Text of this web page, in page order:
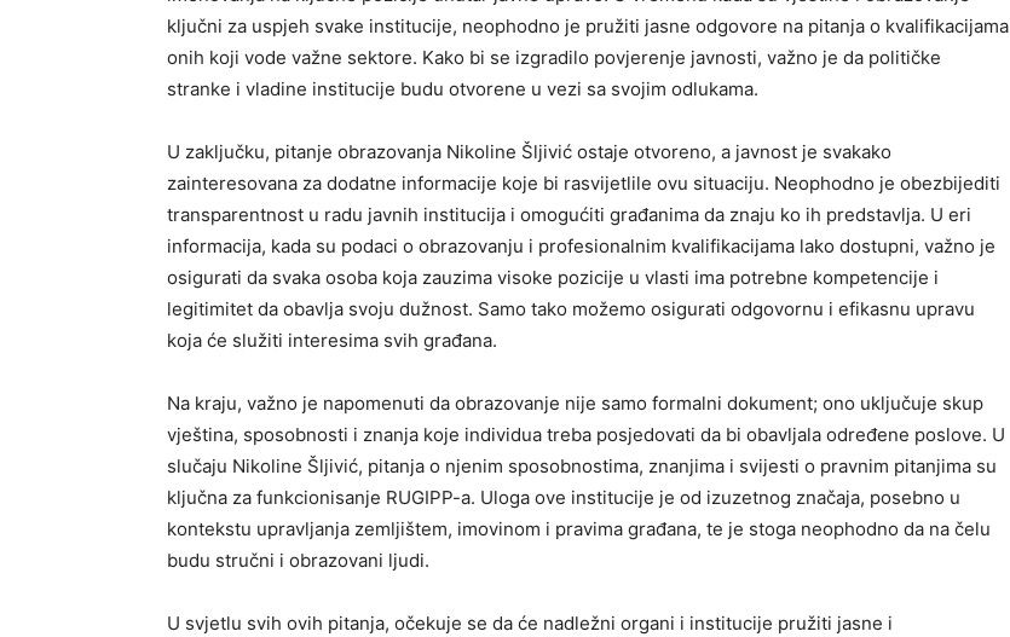
ključni za uspjeh svake institucije, neophodno je pružiti jasne odgovore na pitanja o kvalifikacijama
onih koji vode važne sektore. Kako bi se izgradilo povjerenje javnosti, važno je da političke
stranke i vladine institucije budu otvorene u vezi sa svojim odlukama.
U zaključku, pitanje obrazovanja Nikoline Šljivić ostaje otvoreno, a javnost je svakako
zainteresovana za dodatne informacije koje bi rasvijetlile ovu situaciju. Neophodno je obezbijediti
transparentnost u radu javnih institucija i omogućiti građanima da znaju ko ih predstavlja. U eri
informacija, kada su podaci o obrazovanju i profesionalnim kvalifikacijama lako dostupni, važno je
osigurati da svaka osoba koja zauzima visoke pozicije u vlasti ima potrebne kompetencije i
legitimitet da obavlja svoju dužnost. Samo tako možemo osigurati odgovornu i efikasnu upravu
koja će služiti interesima svih građana.
Na kraju, važno je napomenuti da obrazovanje nije samo formalni dokument; ono uključuje skup
vještina, sposobnosti i znanja koje individua treba posjedovati da bi obavljala određene poslove. U
slučaju Nikoline Šljivić, pitanja o njenim sposobnostima, znanjima i svijesti o pravnim pitanjima su
ključna za funkcionisanje RUGIPP-a. Uloga ove institucije je od izuzetnog značaja, posebno u
kontekstu upravljanja zemljištem, imovinom i pravima građana, te je stoga neophodno da na čelu
budu stručni i obrazovani ljudi.
U svjetlu svih ovih pitanja, očekuje se da će nadležni organi i institucije pružiti jasne i